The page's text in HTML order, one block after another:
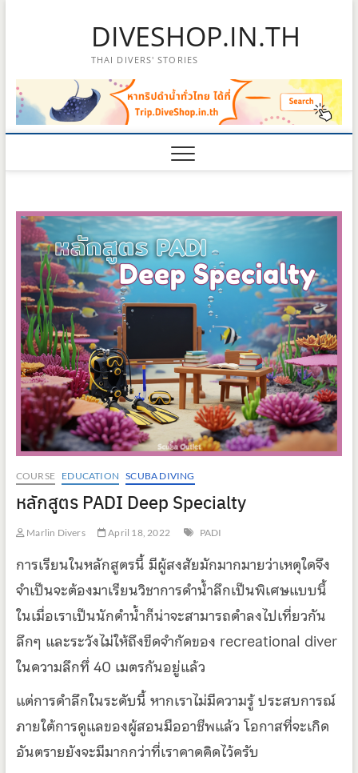
DIVESHOP.IN.TH
THAI DIVERS' STORIES
COURSE EDUCATION SCUBA DIVING
หลักสูตร PADI Deep Specialty
Marlin Divers April 18, 2022 PADI
การเรียนในหลักสูตรนี้ มีผู้สงสัยมักมากมายว่าเหตุใดจึง
จำเป็นจะต้องมาเรียนวิชาการดำน้ำลึกเป็นพิเศษแบบนี้
ในเมื่อเราเป็นนักดำน้ำก็น่าจะสามารถดำลงไปเที่ยวกัน
ลึกๆ และระวังไม่ให้ถึงขีดจำกัดของ recreational diver
ในความลึกทึ่ 40 เมตรกันอยู่แล้ว
แต่การดำลึกในระดับนี้ หากเราไม่มีความรู้ ประสบการณ์
ภายใต้การดูแลของผู้สอนมืออาชีพแล้ว โอกาสที่จะเกิด
อันตรายยังจะมีมากกว่าที่เราคาดคิดไว้ครับ